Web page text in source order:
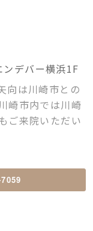
デバー横浜1F
向は川崎市との
崎市内では川崎
ご来院いただい